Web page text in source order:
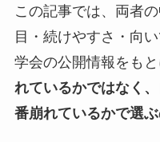
この記事では、両者
目・続けやすさ・向
学会の公開情報をもと
れているかではなく
番崩れているかで選ぶ